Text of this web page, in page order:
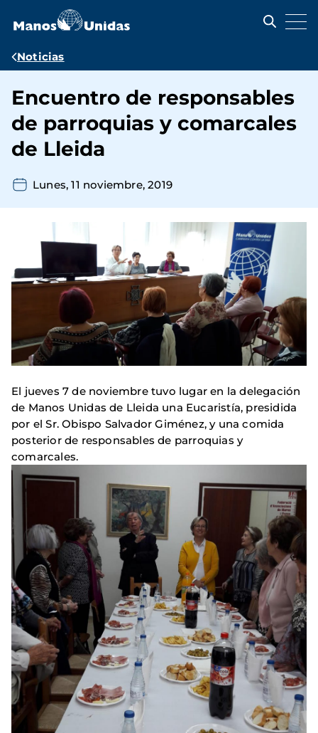
contenido
Ruta
navegación
Noticias
Encuentro de responsables
de parroquias y comarcales
de Lleida
Lunes, 11 noviembre, 2019
El jueves 7 de noviembre tuvo lugar en la delegación
de Manos Unidas de Lleida una Eucaristía, presidida
por el Sr. Obispo Salvador Giménez, y una comida
posterior de responsables de parroquias y
comarcales.